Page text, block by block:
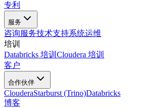
专利
服务
咨询服务技术支持系统运维
培训
Databricks 培训 Cloudera 培训
客户
合作伙伴
ClouderaStarburst (Trino)Databricks
博客